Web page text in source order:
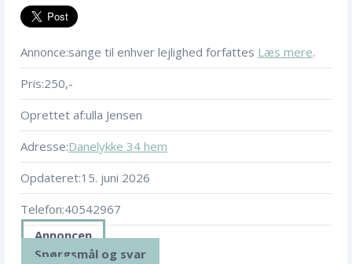
Annonce:sange til enhver lejlighed forfattes Læs mere.
Pris:250,-
Oprettet af:ulla Jensen
Adresse:Danelykke 34 hem
Opdateret:15. juni 2026
Telefon:40542967
Annoncen
Spørgsmål og svar